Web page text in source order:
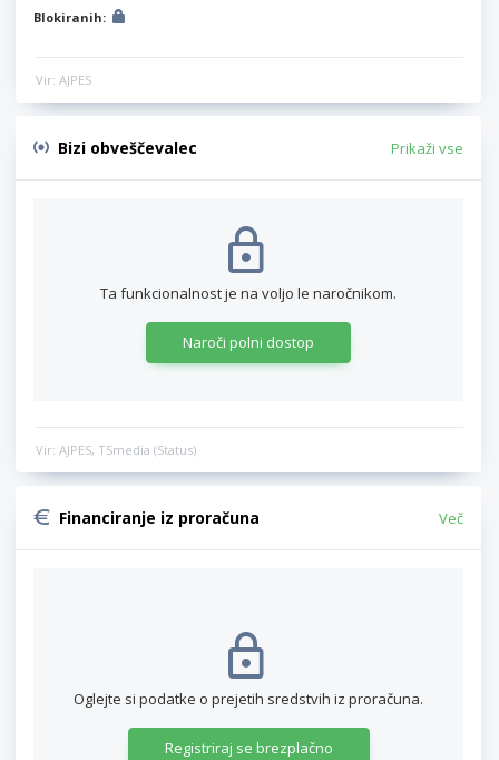
Blokiranih:
Vir: AJPES
Bizi obveščevalec Prikaži vse
Ta funkcionalnost je na voljo le naročnikom.
Naroči polni dostop
Vir: AJPES, TSmedia (Status)
Financiranje iz proračuna Več
Oglejte si podatke o prejetih sredstvih iz proračuna.
Registriraj se brezplačno